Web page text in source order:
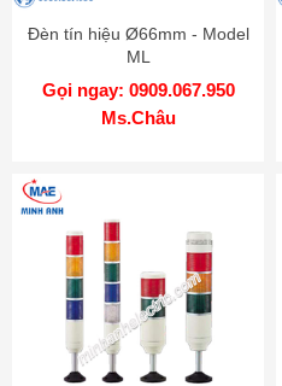
Đèn tín hiệu Ø66mm - Model
ML
Gọi ngay: 0909.067.950
Ms.Châu